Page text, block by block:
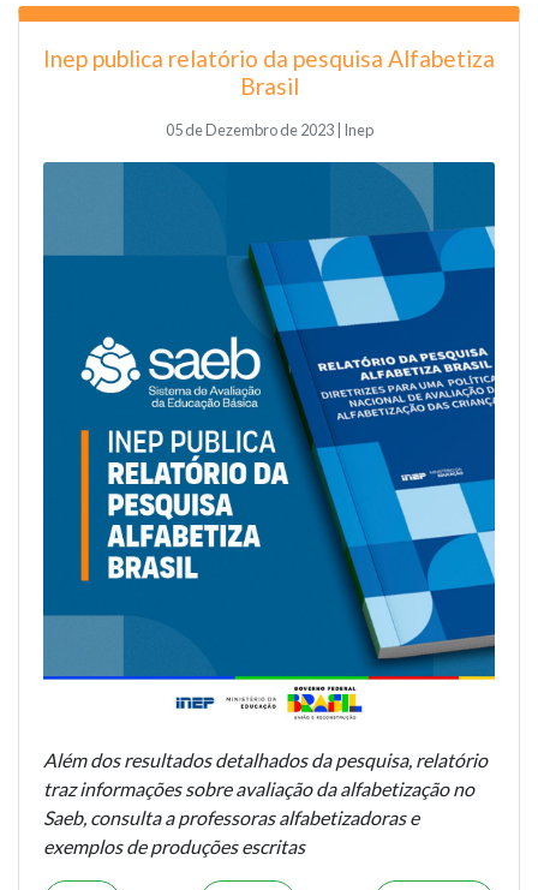
Inep publica relatório da pesquisa Alfabetiza
Brasil
05 de Dezembro de 2023 | Inep
Além dos resultados detalhados da pesquisa, relatório
traz informações sobre avaliação da alfabetização no
Saeb, consulta a professoras alfabetizadoras e
exemplos de produções escritas